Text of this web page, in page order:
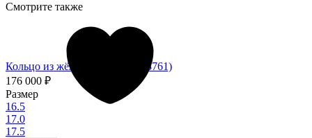
Кольцо из жёлтого золота (053761)
176 000 ₽
Размер
16.5
17.0
17.5
Смотрите также